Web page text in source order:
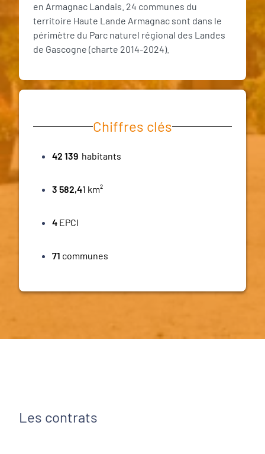
en Armagnac Landais. 24 communes du
territoire Haute Lande Armagnac sont dans le
périmètre du Parc naturel régional des Landes
de Gascogne (charte 2014-2024).
Chiffres clés
42 139 habitants
3 582,41 km²
4 EPCI
71 communes
Les contrats